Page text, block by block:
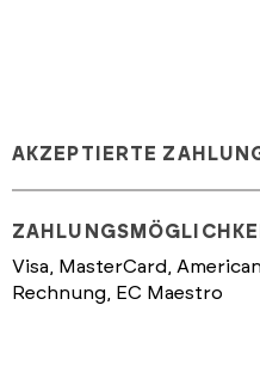
AKZEPTIERTE
Visa, MasterCard,
Rechnung, EC Maestro